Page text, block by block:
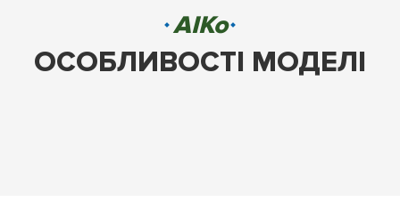
AIKo
ОСОБЛИВОСТІ МОДЕЛІ